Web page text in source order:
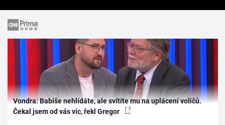
Vondra: Babiše nehlídáte, ale svítíte mu na uplácení voličů.
Čekal jsem od vás víc, řekl Gregor